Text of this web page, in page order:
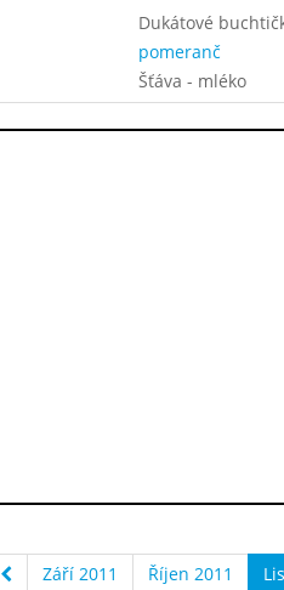
Dukátové
pomeranč
Šťáva - mléko
Září 2011 Říjen 2011